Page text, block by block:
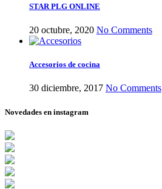
STAR PLG ONLINE
20 octubre, 2020 No Comments
Accesorios de cocina
30 diciembre, 2017 No Comments
Novedades en instagram